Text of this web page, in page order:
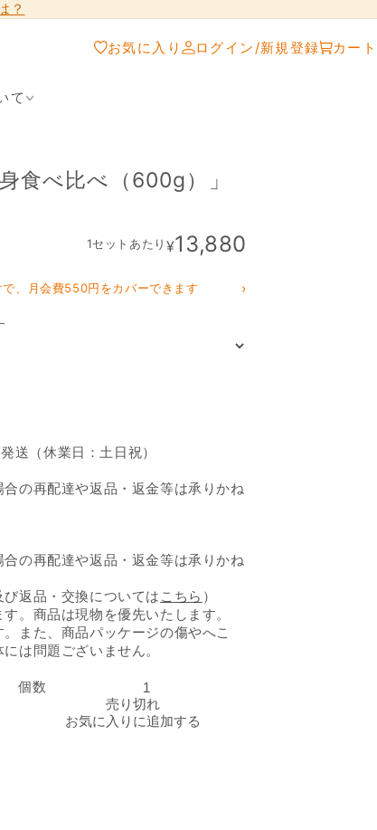
？
お気に入り ログイン/新規登録 カート
て
食べ比べ（600g）」
1セットあたり ¥13,880
で、月会費550円をカバーできます
›
らす
送（休業日：土日祝）
の再配達や返品・返金等は承りかね
の再配達や返品・返金等は承りかね
返品・交換については こちら ）
。商品は現物を優先いたします。
また、商品パッケージの傷やへこ
は問題ございません。
個数「天然本鮪・天然目鉢鮪 大トロ中トロ赤身食べ比べ（600g）
売り切れ
お気に入りに追加する